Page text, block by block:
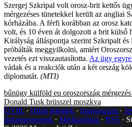
Szergej Szkripal volt orosz-brit kettős
mérgezéses tünetekkel került az angliai
kórházába. A férfi korábban az orosz
volt, és 10 éven át dolgozott a brit külső
Királyság álláspontja szerint Szkripalt és
próbálták meggyilkolni, amiért
vezetés ezt visszautasította. Az ügy
vádak és a reakciók után a két ország
diplomatát. (MTI)
bűnügy külföld eu oroszország mérgezés
Donald Tusk brüsszel moszkva
GYIK
Hibát jelentek Impresszum
dokumentumok
Médiaajánlat RSS